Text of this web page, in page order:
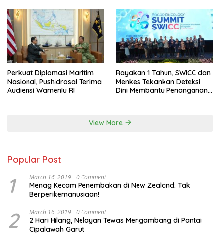
Perkuat Diplomasi Maritim
Nasional, Pushidrosal Terima
Audiensi Wamenlu RI
Rayakan 1 Tahun, SWICC dan
Menkes Tekankan Deteksi
Dini Membantu Penanganan
View More
Popular Post
1 March 16, 2019 0 Comment
Menag Kecam Penembakan di New Zealand: Tak
Berperikemanusiaan!
2 March 16, 2019 0 Comment
2 Hari Hilang, Nelayan Tewas Mengambang di Pantai
Cipalawah Garut